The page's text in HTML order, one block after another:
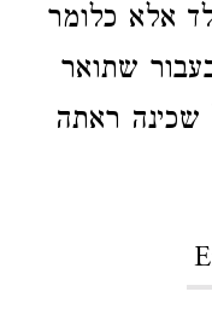
אלא כלומר
שתואר
שכינה ראתה